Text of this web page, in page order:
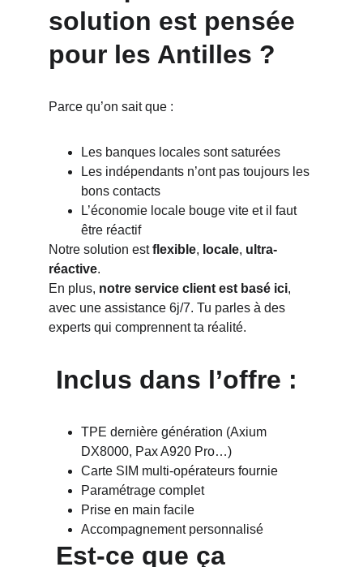
solution est pensée
pour les Antilles ?
Parce qu’on sait que :
Les banques locales sont saturées
Les indépendants n’ont pas toujours les
bons contacts
L’économie locale bouge vite et il faut
être réactif
Notre solution est flexible, locale, ultra-
réactive.
En plus, notre service client est basé ici,
avec une assistance 6j/7. Tu parles à des
experts qui comprennent ta réalité.
Inclus dans l’offre :
TPE dernière génération (Axium
DX8000, Pax A920 Pro…)
Carte SIM multi-opérateurs fournie
Paramétrage complet
Prise en main facile
Accompagnement personnalisé